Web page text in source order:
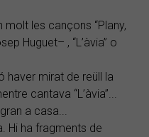
molt les cançons “Plany,
Huguet– , “L’àvia” o
haver mirat de reüll la
cantava “L’àvia”...
a casa...
Hi ha fragments de